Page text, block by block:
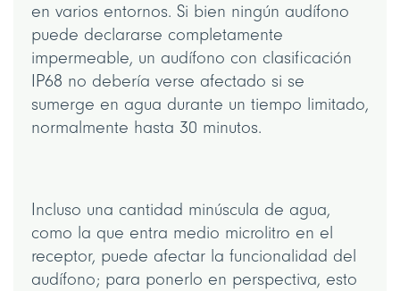
en varios entornos. Si bien ningún audífono
puede declararse completamente
impermeable, un audífono con clasificación
IP68 no debería verse afectado si se
sumerge en agua durante un tiempo limitado,
normalmente hasta 30 minutos.
Incluso una cantidad minúscula de agua,
como la que entra medio microlitro en el
receptor, puede afectar la funcionalidad del
audífono; para ponerlo en perspectiva, esto